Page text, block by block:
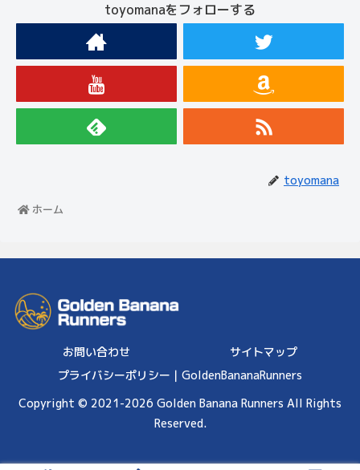
toyomanaをフォローする
toyomana
ホーム
お問い合わせ
サイトマップ
プライバシーポリシー｜GoldenBananaRunners
Copyright © 2021-2026 Golden Banana Runners All Rights
Reserved.